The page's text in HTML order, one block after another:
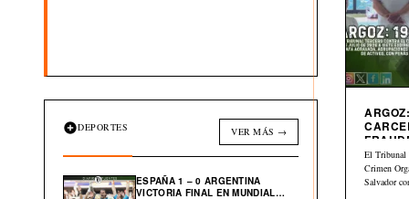
DEPORTES VER MÁS →
ESPAÑA 1 – 0 ARGENTINA
VICTORIA FINAL EN MUNDIAL
El Tribunal
Crimen
Salvador